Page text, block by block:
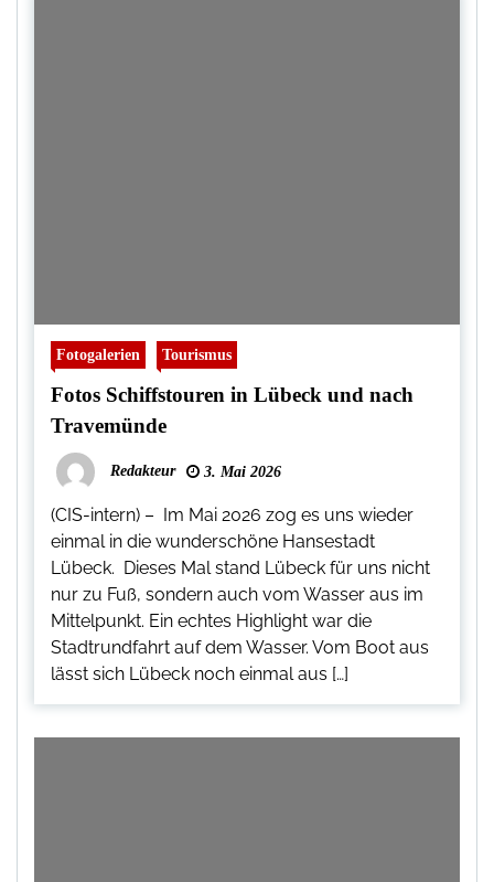
Fotogalerien Tourismus
Fotos Schiffstouren in Lübeck und nach
Travemünde
Redakteur 3. Mai 2026
(CIS-intern) – Im Mai 2026 zog es uns wieder
einmal in die wunderschöne Hansestadt
Lübeck. Dieses Mal stand Lübeck für uns nicht
nur zu Fuß, sondern auch vom Wasser aus im
Mittelpunkt. Ein echtes Highlight war die
Stadtrundfahrt auf dem Wasser. Vom Boot aus
lässt sich Lübeck noch einmal aus […]